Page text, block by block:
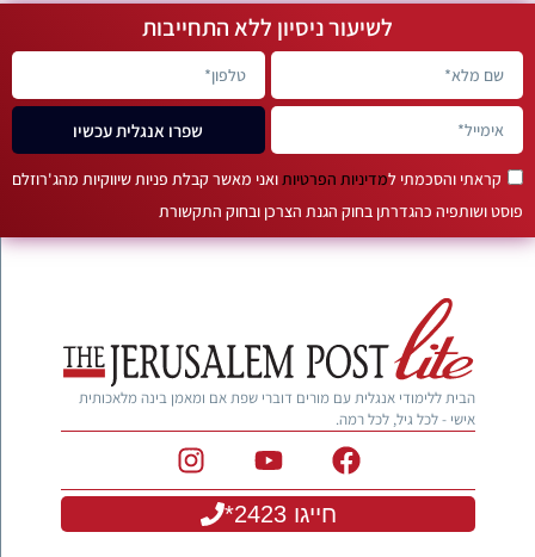
לשיעור ניסיון ללא התחייבות
קראתי והסכמתי למדיניות הפרטיותואני מאשר קבלת פניות שיווקיות מהג'רוזלם
פוסט ושותפיה כהגדרתן בחוק הגנת הצרכן ובחוק התקשורת
שפרו אנגלית עכשיו
הבית ללימודי אנגלית עם מורים דוברי שפת אם ומאמן בינה מלאכותית
אישי - לכל גיל, לכל רמה.
חייגו 2423*